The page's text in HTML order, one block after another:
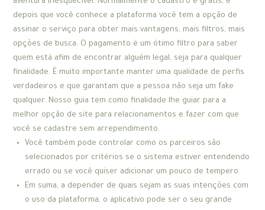
aventura inesquecível. Normalmente o cadastro é grátis, e
depois que você conhece a plataforma você tem a opção de
assinar o serviço para obter mais vantagens, mais filtros, mais
opções de busca. O pagamento é um ótimo filtro para saber
quem está afim de encontrar alguém legal, seja para qualquer
finalidade. É muito importante manter uma qualidade de perfis
verdadeiros e que garantam que a pessoa não seja um fake
qualquer. Nosso guia tem como finalidade lhe guiar para a
melhor opção de site para relacionamentos e fazer com que
você se cadastre sem arrependimento.
Você também pode controlar como os parceiros são
selecionados por critérios se o sistema estiver entendendo
errado ou se você quiser adicionar um pouco de tempero.
Em suma, a depender de quais sejam as suas intenções com
o uso da plataforma, o aplicativo pode ser o seu grande